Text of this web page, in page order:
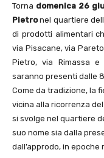
Torna domenica 26
Pietronel quartiere
di prodotti alimentari
via Pisacane, via
Pietro, via Rimassa e
saranno presenti dalle 8
Come da tradizione, la
vicina alla ricorrenza
si svolge nel quartiere
suo nome sia dalla
dall’approdo, in